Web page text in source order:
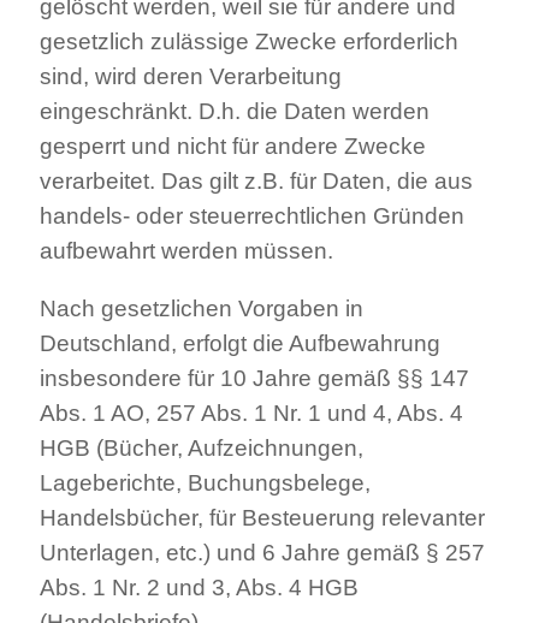
gelöscht werden, weil sie für andere und
gesetzlich zulässige Zwecke erforderlich
sind, wird deren Verarbeitung
eingeschränkt. D.h. die Daten werden
gesperrt und nicht für andere Zwecke
verarbeitet. Das gilt z.B. für Daten, die aus
handels- oder steuerrechtlichen Gründen
aufbewahrt werden müssen.
Nach gesetzlichen Vorgaben in
Deutschland, erfolgt die Aufbewahrung
insbesondere für 10 Jahre gemäß §§ 147
Abs. 1 AO, 257 Abs. 1 Nr. 1 und 4, Abs. 4
HGB (Bücher, Aufzeichnungen,
Lageberichte, Buchungsbelege,
Handelsbücher, für Besteuerung relevanter
Unterlagen, etc.) und 6 Jahre gemäß § 257
Abs. 1 Nr. 2 und 3, Abs. 4 HGB